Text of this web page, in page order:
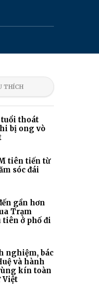
THÍCH
tuổi thoát
bị ong vò
tiên tiến từ
sóc đái
gần hơn
Trạm
tiên ở phố đi
nghiệm, bác
và hành
kín toàn
Việt